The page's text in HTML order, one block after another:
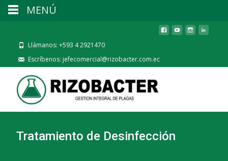
Llámanos: +593 4 2921470
Escríbenos: jefecomercial@rizobacter.com.ec
Tratamiento de Desinfección
MENÚ